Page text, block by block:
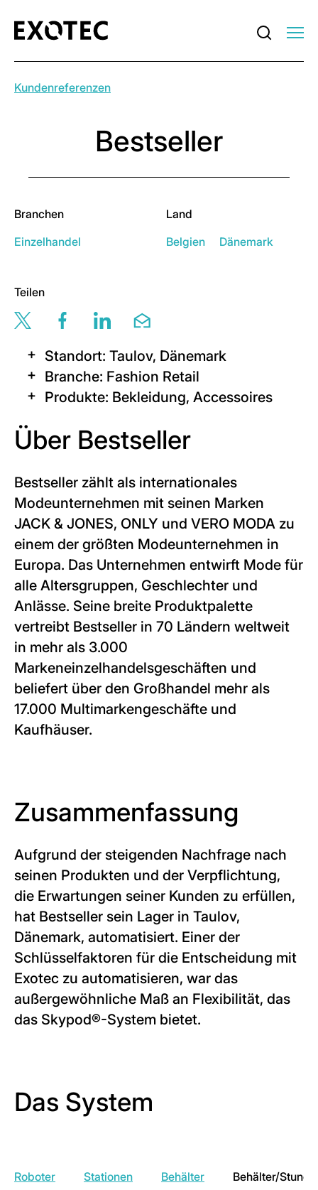
Kundenreferenzen
Bestseller
Branchen
Einzelhandel
Land
Belgien
Dänemark
Teilen
Share this page via twitter
Share this page via facebook
Share this page via linkedin
Share this page via email
Standort: Taulov, Dänemark
Branche: Fashion Retail
Produkte: Bekleidung, Accessoires
Über Bestseller
Bestseller zählt als internationales
Modeunternehmen mit seinen Marken
JACK & JONES, ONLY und VERO MODA zu
einem der größten Modeunternehmen in
Europa. Das Unternehmen entwirft Mode für
alle Altersgruppen, Geschlechter und
Anlässe. Seine breite Produktpalette
vertreibt Bestseller in 70 Ländern weltweit
in mehr als 3.000
Markeneinzelhandelsgeschäften und
beliefert über den Großhandel mehr als
17.000 Multimarkengeschäfte und
Kaufhäuser.
Zusammenfassung
Aufgrund der steigenden Nachfrage nach
seinen Produkten und der Verpflichtung,
die Erwartungen seiner Kunden zu erfüllen,
hat Bestseller sein Lager in Taulov,
Dänemark, automatisiert. Einer der
Schlüsselfaktoren für die Entscheidung mit
Exotec zu automatisieren, war das
außergewöhnliche Maß an Flexibilität, das
das Skypod®-System bietet.
Das System
Roboter Stationen Behälter Behälter/Stunde